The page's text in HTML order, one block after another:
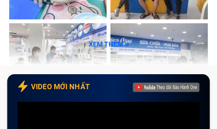
Dấu hiệu nào chỉ rõ bạn cần thay sạc
Adapter Điện Thoại Acer 3.42A (đã bao
gồm công)?
ổ điện và điện thoại. Khá dễ để phát hiện Adapter điện
thoại Acer 3.42A (đã bao gồm công) bị hỏng và cần
XEM THÊM
VIDEO MỚI NHẤT